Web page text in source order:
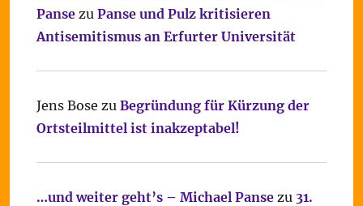
Pansezu Panse und Pulz kritisieren
Antisemitismus an Erfurter Universität
Jens Bose zu Begründung für Kürzung der
Ortsteilmittel ist inakzeptabel!
…und weiter geht’s – Michael Pansezu 31.